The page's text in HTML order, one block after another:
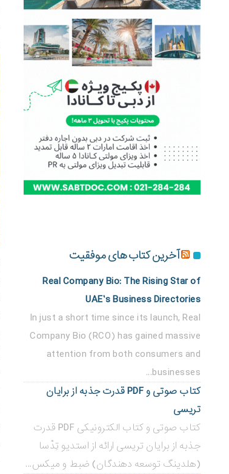
آخرین کتاب های موفقیت
Real Company Bio: The Rising Star of
UAE’s Business Directories
In just a short time since its launch, Real
Company Bio (RCO) has gained massive
attention from both consumers and
businesses...
کتاب صوتی و PDF قدرت جذبه از برایان
تریسی
کتاب صوتی و کتاب الکترونیکی PDF قدرت
جذبه از برایان تریسی ارائه از استدیو تِدْسا
(هلدینگ توسعه دهندگان) ضبط و میکس...